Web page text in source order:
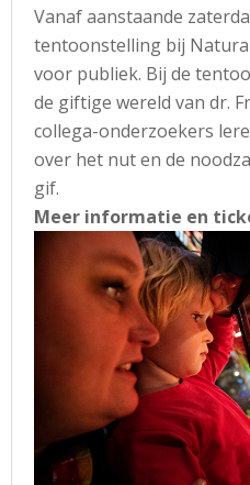
Vanaf aanstaande
tentoonstelling bij
voor publiek. Bij de
de giftige wereld van dr.
collega-onderzoekers
over het nut en de
gif.
Meer informatie en